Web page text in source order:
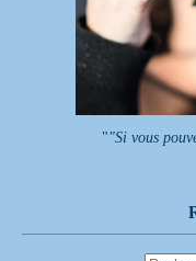
""Si vous